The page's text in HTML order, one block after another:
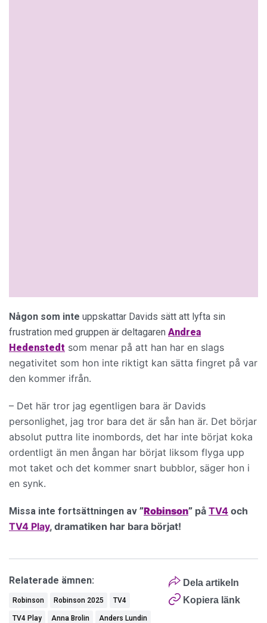
Någon som inte uppskattar Davids sätt att lyfta sin
frustration med gruppen är deltagaren Andrea
Hedenstedt som menar på att han har en slags
negativitet som hon inte riktigt kan sätta fingret på var
den kommer ifrån.
– Det här tror jag egentligen bara är Davids
personlighet, jag tror bara det är sån han är. Det börjar
absolut puttra lite inombords, det har inte börjat koka
ordentligt än men ångan har börjat liksom flyga upp
mot taket och det kommer snart bubblor, säger hon i
en synk.
Missa inte fortsättningen av ”Robinson” på TV4 och
TV4 Play, dramatiken har bara börjat!
Dela artikeln
Kopiera länk
Relaterade ämnen:
Robinson Robinson 2025 TV4
TV4 Play Anna Brolin Anders Lundin